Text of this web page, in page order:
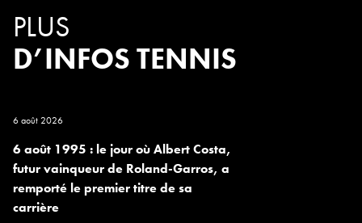
PLUS
D’INFOS TENNIS
6 août 2026
6 août 1995 : le jour où Albert Costa,
futur vainqueur de Roland-Garros, a
remporté le premier titre de sa
carrière